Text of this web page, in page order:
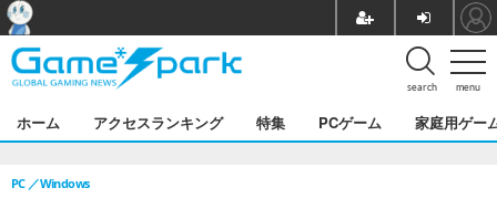
menu
search
ホーム アクセスランキング 特集 PCゲーム 家庭用ゲー
PC Windows